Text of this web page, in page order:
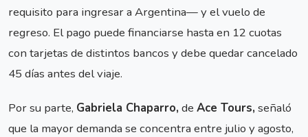
requisito para ingresar a Argentina— y el vuelo de
regreso. El pago puede financiarse hasta en 12 cuotas
con tarjetas de distintos bancos y debe quedar cancelado
45 días antes del viaje.
Por su parte, Gabriela Chaparro, de Ace Tours, señaló
que la mayor demanda se concentra entre julio y agosto,